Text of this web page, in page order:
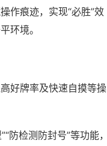
作痕迹，实现“必胜”效
环境。
好牌率及快速自摸等操
防检测防封号”等功能，